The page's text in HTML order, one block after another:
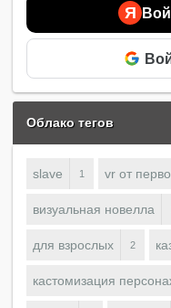
Я
Облако тегов
slave 1 vr от
визуальная новелла
для взрослых 2
кастомизация